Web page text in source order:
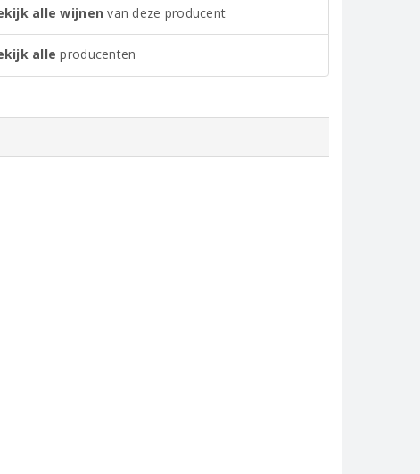
alle wijnen van deze producent
alle producenten